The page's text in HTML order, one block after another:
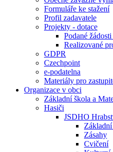
Formuláře ke stažení
Profil zadavatele
Projekty - dotace
Podané
Realizované
GDPR
Czechpoint
e-podatelna
Materiály pro
Organizace v obci
Základní škola a
Hasiči
JSDHO
Zásahy
Cvičení